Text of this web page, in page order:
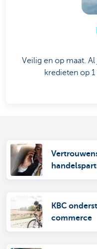
Veilig en op maat.
kredieten op
KBC
commerce